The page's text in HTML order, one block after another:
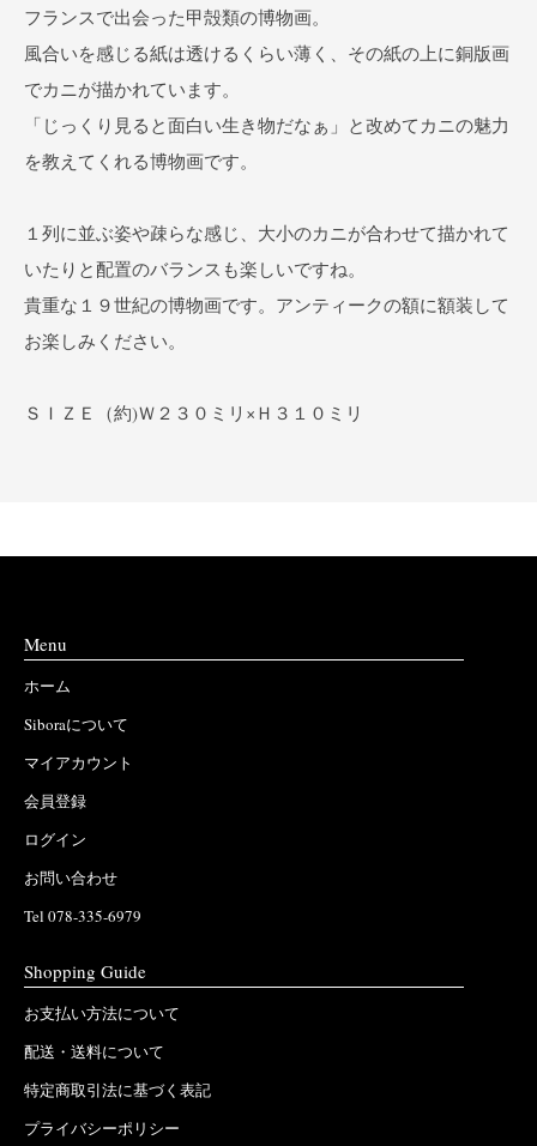
フランスで出会った甲殻類の博物画。
風合いを感じる紙は透けるくらい薄く、その紙の上に銅版画
でカニが描かれています。
「じっくり見ると面白い生き物だなぁ」と改めてカニの魅力
を教えてくれる博物画です。
１列に並ぶ姿や疎らな感じ、大小のカニが合わせて描かれて
いたりと配置のバランスも楽しいですね。
貴重な１９世紀の博物画です。アンティークの額に額装して
お楽しみください。
ＳＩＺＥ（約)Ｗ２３０ミリ×Ｈ３１０ミリ
Menu
ホーム
Siboraについて
マイアカウント
会員登録
ログイン
お問い合わせ
Tel 078-335-6979
Shopping Guide
お支払い方法について
配送・送料について
特定商取引法に基づく表記
プライバシーポリシー